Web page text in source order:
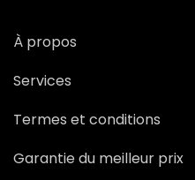
À propos
Services
Termes et conditions
Garantie du meilleur prix